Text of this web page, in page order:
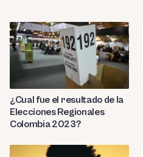
¿Cual fue el resultado de la
Elecciones Regionales
Colombia 2023?